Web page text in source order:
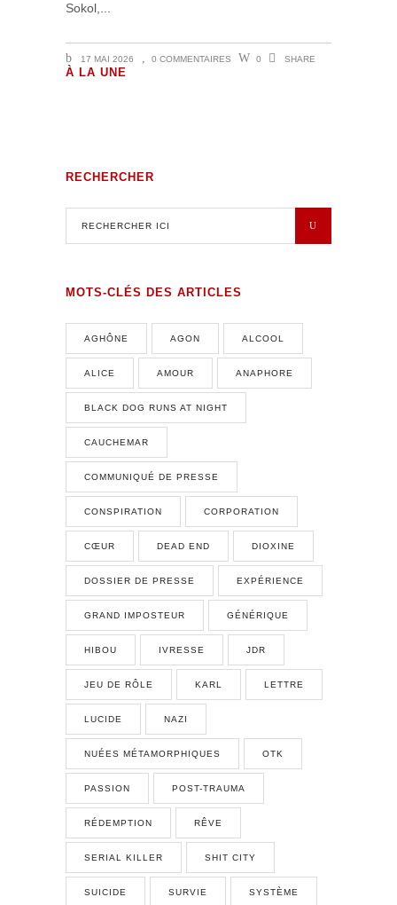
Sokol,
17 MAI 2026 0 COMMENTAIRES 0 SHARE
À LA UNE
Volutes Paradis sous Amnésie
RECHERCHER
MOTS-CLÉS DES ARTICLES
AGHÔNE AGON ALCOOL
ALICE AMOUR ANAPHORE
BLACK DOG RUNS AT NIGHT
CAUCHEMAR
COMMUNIQUÉ DE PRESSE
CONSPIRATION CORPORATION
CŒUR DEAD END DIOXINE
DOSSIER DE PRESSE EXPÉRIENCE
GRAND IMPOSTEUR GÉNÉRIQUE
HIBOU IVRESSE JDR
JEU DE RÔLE KARL LETTRE
LUCIDE NAZI
NUÉES MÉTAMORPHIQUES OTK
PASSION POST-TRAUMA
RÉDEMPTION RÊVE
SERIAL KILLER SHIT CITY
SUICIDE SURVIE SYSTÈME